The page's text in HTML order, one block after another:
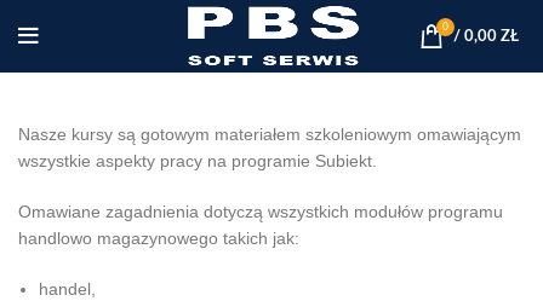
0
/ 0,00 ZŁ
Nasze kursy są gotowym materiałem szkoleniowym omawiającym
wszystkie aspekty pracy na programie Subiekt.
Omawiane zagadnienia dotyczą wszystkich modułów programu
handlowo magazynowego takich jak:
handel,